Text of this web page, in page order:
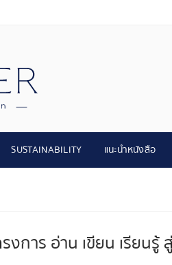
SUSTAINABILITY แนะนำหนังสือ
การ อ่าน เขียน เรียน